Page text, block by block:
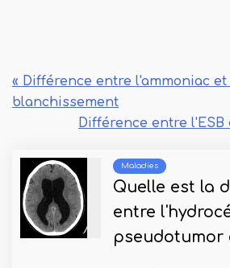
« Différence entre l'ammoniac et
blanchissement
Différence entre
Maladies
Quelle est la
entre
pseudotumor